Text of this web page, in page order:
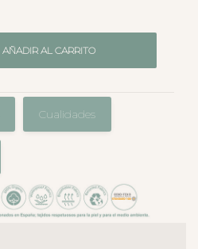
AÑADIR AL CARRITO
Cualidades